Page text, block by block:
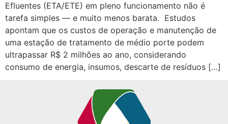
Efluentes (ETA/ETE) em pleno funcionamento não é
tarefa simples — e muito menos barata. Estudos
apontam que os custos de operação e manutenção de
uma estação de tratamento de médio porte podem
ultrapassar R$ 2 milhões ao ano, considerando
consumo de energia, insumos, descarte de resíduos […]